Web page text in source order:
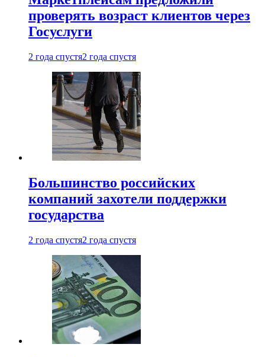
проверять возраст клиентов через
Госуслуги
2 года спустя2 года спустя
Большинство российских
компаний захотели поддержки
государства
2 года спустя2 года спустя